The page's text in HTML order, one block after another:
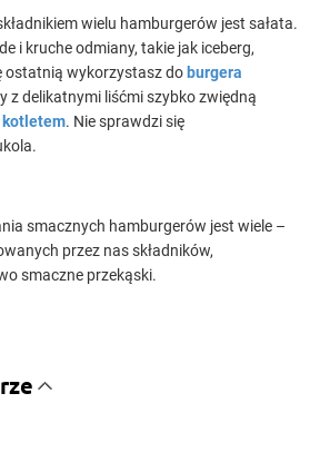
wielu hamburgerów jest sałata.
i kruche odmiany, takie jak iceberg,
ostatnią wykorzystasz do burgera
z delikatnymi liśćmi szybko zwiędną
kotletem. Nie sprawdzi się
smacznych hamburgerów jest wiele –
przez nas składników,
smaczne przekąski.